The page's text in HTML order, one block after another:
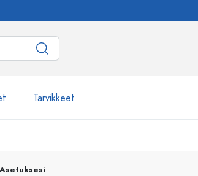
Tarvikkeet
Lasipurkit
Asetuksesi